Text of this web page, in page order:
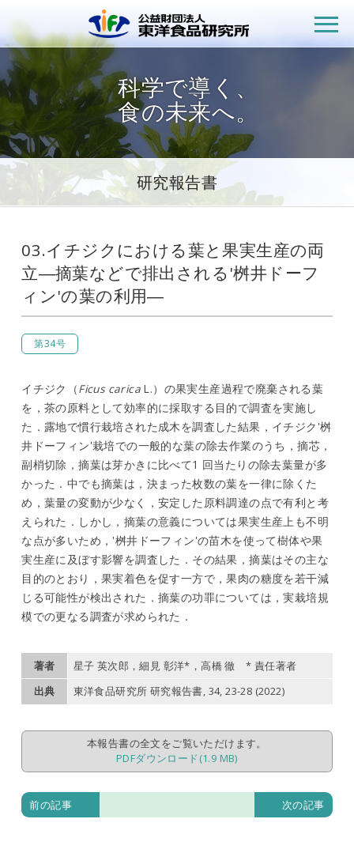
公益財団
科学で導く、
食の未来へ。
研究報告書
03.イチジクにおける葉と果実生産の両
立―摘葉などで排出される'桝井ドーフ
ィン'の葉の利用―
第34号
イチジク（Ficus caricaL.）の果実生産過程で廃棄される葉
を，茶の原料として効率的に採取する目的で調査を実施し
た．露地で慣行栽培された成木を調査した結果，イチジク'桝
井ドーフィン'栽培での一般的な葉の除去作業のうち，摘芯，
副梢切除，摘葉は芽かきに比べて1 回当たりの除去葉量が多
かった．中でも摘葉は，決まった枚数の葉を一律に除くた
め，葉量の変動が少なく，安定した原料調達の点で有利と考
えられた．しかし，摘葉の意義については果実生産上も不明
な点が多いため，'桝井ドーフィン'の苗木を使って樹体や果
実生産に及ぼす影響を調査した．その結果，摘葉はその主な
目的のとおり，果実着色を促す一方で，果肉の糖度を若干減
じる可能性が検出された．摘葉の功罪については，実栽培規
模での更なる調査が求められた．
著者
星子 英次郎，細見 彰洋*，高橋 徹 * 責任著者
出典
東洋食品研究所 研究報告書, 34, 23-28 (2022)
本報告書の全文をご覧いただけます。
PDFダウンロード(1.9 MB)
前の記事 次の記事